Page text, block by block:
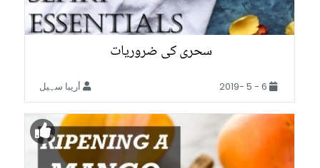
سحری کی ضروریات
أريبا سہیل